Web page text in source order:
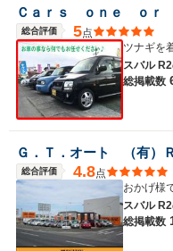
Ｃａｒｓ ｏｎｅ ｏｒ
総合評価 5点
ツナギを
スバル
総掲載数
Ｇ．Ｔ．オート （有）
総合評価 4.8点
おかげ様
スバル
総掲載数